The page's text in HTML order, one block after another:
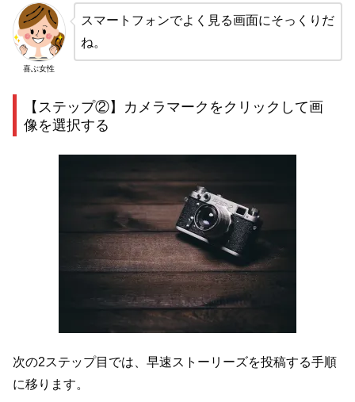
喜ぶ女性
スマートフォンでよく見る画面にそっくりだ
ね。
【ステップ②】カメラマークをクリックして画
像を選択する
次の2ステップ目では、早速ストーリーズを投稿する手順
に移ります。